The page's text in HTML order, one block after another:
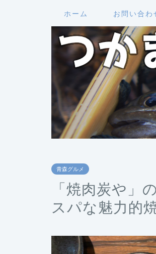
ホーム お問い合わ
青森グルメ
「焼肉炭や」
スパな魅力的